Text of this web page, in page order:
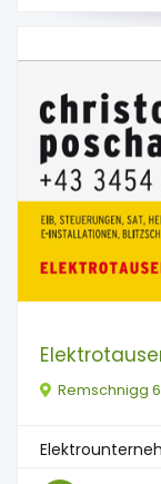
Remschnigg